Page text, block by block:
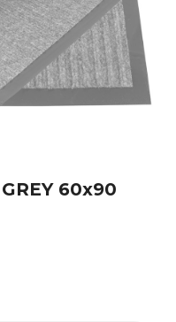
60x90